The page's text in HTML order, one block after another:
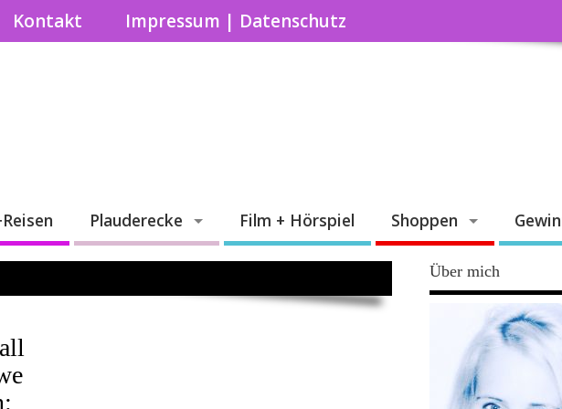
Kontakt Impressum | Datenschutz
Plauderecke Film + Hörspiel Shoppen
Über mich